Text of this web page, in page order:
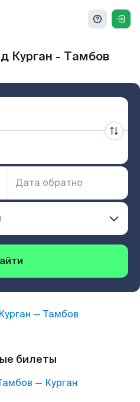
Курган - Тамбов
Курган — Тамбов
билеты
— Курган